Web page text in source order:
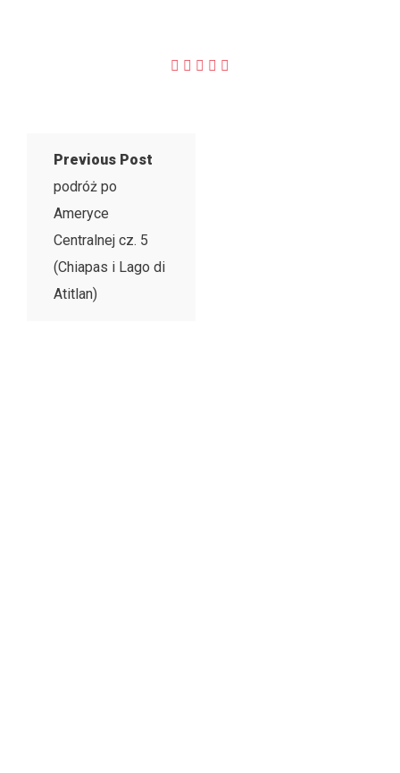
Previous Post
podróż po
Ameryce
Centralnej cz. 5
(Chiapas i Lago di
Atitlan)